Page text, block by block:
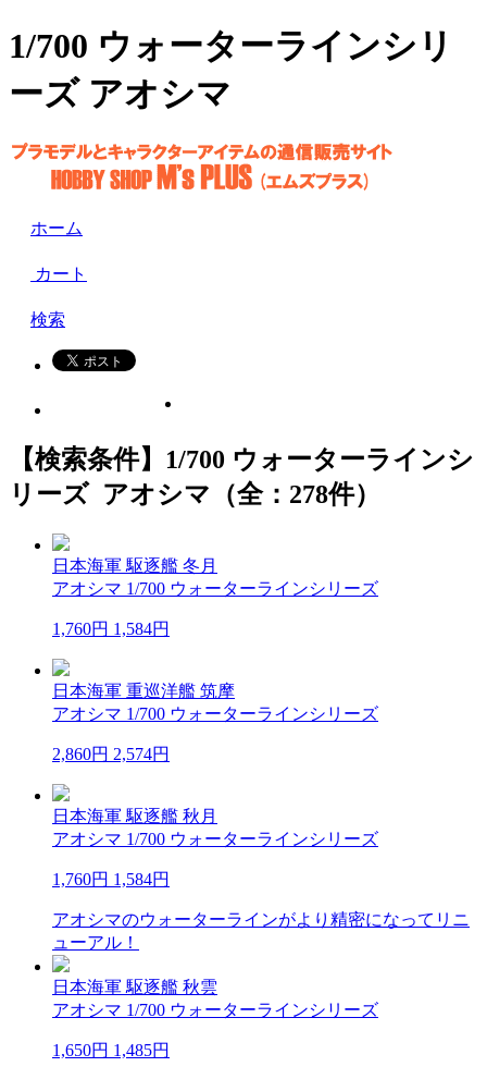
1/700 ウォーターラインシリ
ーズ アオシマ
ホーム
カート
検索
【検索条件】1/700 ウォーターラインシ
リーズ アオシマ（全：278件）
日本海軍 駆逐艦 冬月
アオシマ 1/700 ウォーターラインシリーズ
1,760円 1,584円
日本海軍 重巡洋艦 筑摩
アオシマ 1/700 ウォーターラインシリーズ
2,860円 2,574円
日本海軍 駆逐艦 秋月
アオシマ 1/700 ウォーターラインシリーズ
1,760円 1,584円
アオシマのウォーターラインがより精密になってリニ
ューアル！
日本海軍 駆逐艦 秋雲
アオシマ 1/700 ウォーターラインシリーズ
1,650円 1,485円